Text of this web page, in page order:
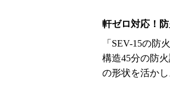
軒ゼロ対応！
「SEV-15の防
構造45分の防
の形状を活かし